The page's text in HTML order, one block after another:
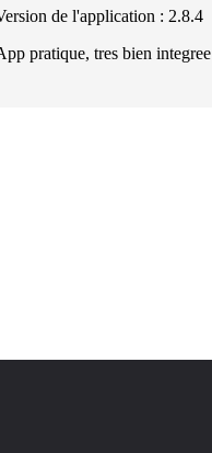
de l'application : 2.8.4
pratique, tres bien integree